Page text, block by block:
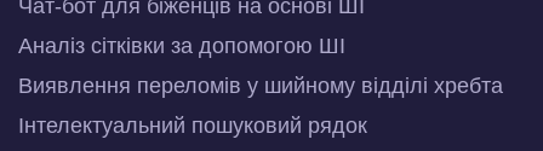
Чат-бот для біженців на основі ШІ
Аналіз сітківки за допомогою ШІ
Виявлення переломів у шийному відділі хребта
Інтелектуальний пошуковий рядок